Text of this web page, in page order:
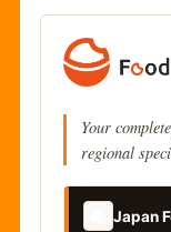
Your
regional
Japan